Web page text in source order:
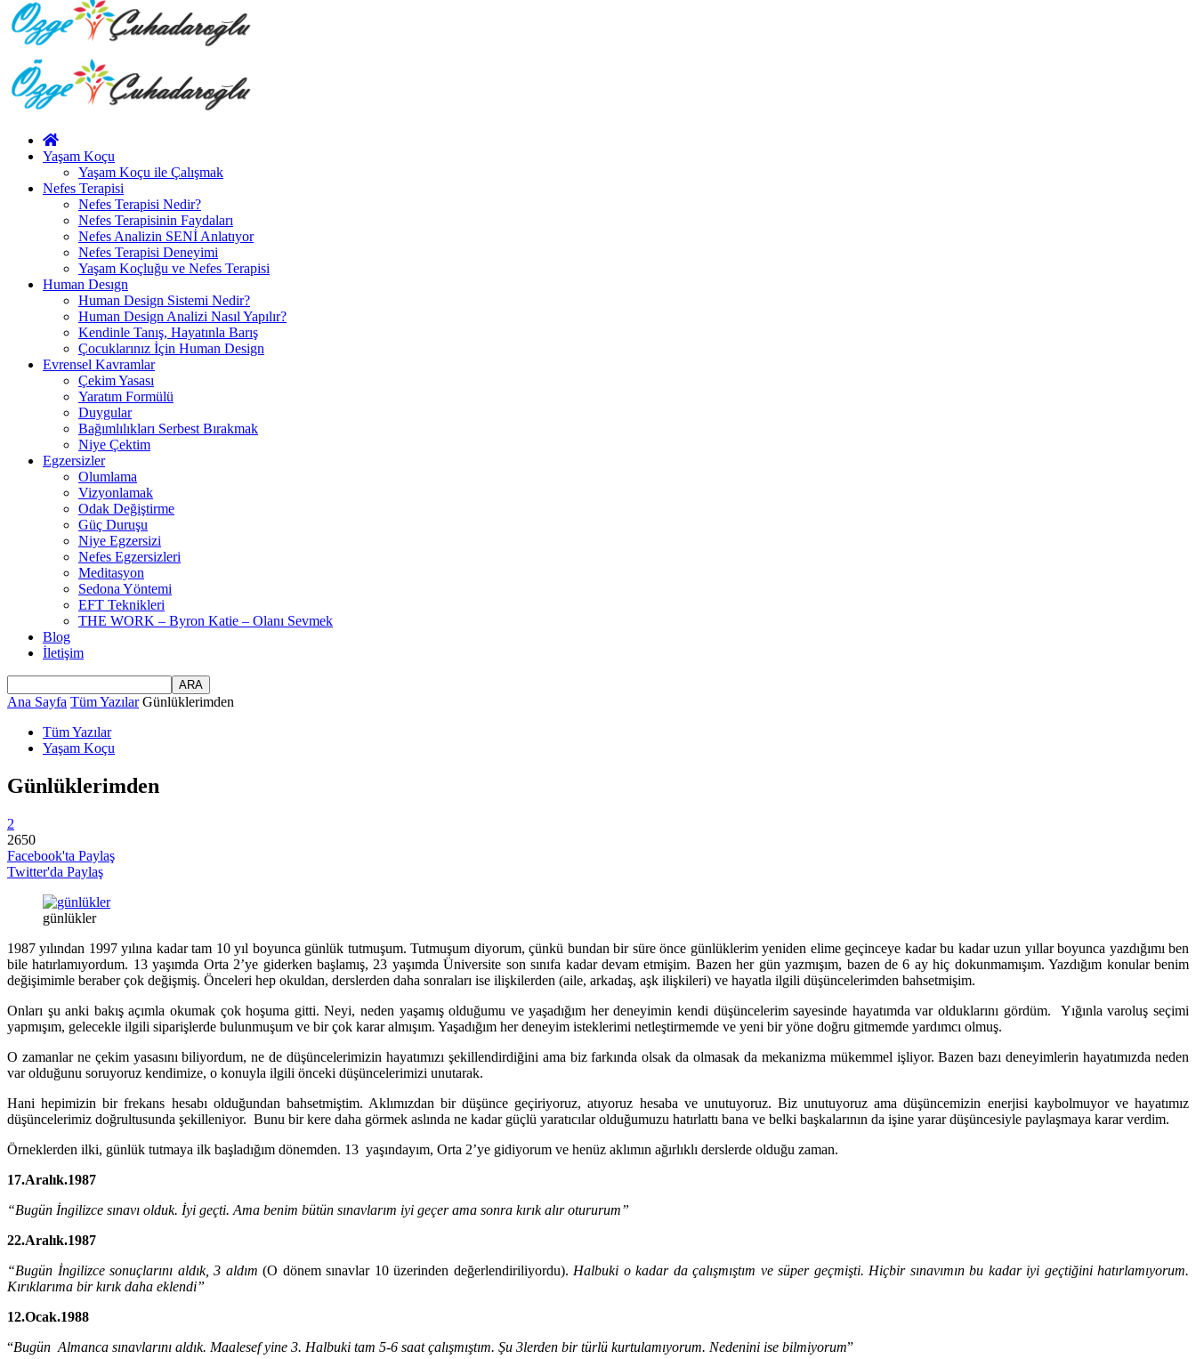
Yaşam Koçu
Yaşam Koçu ile Çalışmak
Nefes Terapisi
Nefes Terapisi Nedir?
Nefes Terapisinin Faydaları
Nefes Analizin SENİ Anlatıyor
Nefes Terapisi Deneyimi
Yaşam Koçluğu ve Nefes Terapisi
Human Desıgn
Human Design Sistemi Nedir?
Human Design Analizi Nasıl Yapılır?
Kendinle Tanış, Hayatınla Barış
Çocuklarınız İçin Human Design
Evrensel Kavramlar
Çekim Yasası
Yaratım Formülü
Duygular
Bağımlılıkları Serbest Bırakmak
Niye Çektim
Egzersizler
Olumlama
Vizyonlamak
Odak Değiştirme
Güç Duruşu
Niye Egzersizi
Nefes Egzersizleri
Meditasyon
Sedona Yöntemi
EFT Teknikleri
THE WORK – Byron Katie – Olanı Sevmek
Blog
İletişim
Ana Sayfa Tüm Yazılar Günlüklerimden
Tüm Yazılar
Yaşam Koçu
Günlüklerimden
2
2650
Facebook'ta Paylaş
Twitter'da Paylaş
günlükler
1987 yılından 1997 yılına kadar tam 10 yıl boyunca günlük tutmuşum. Tutmuşum diyorum, çünkü bundan bir süre önce günlüklerim yeniden elime geçinceye kadar bu kadar uzun yıllar boyunca yazdığımı ben
bile hatırlamıyordum. 13 yaşımda Orta 2’ye giderken başlamış, 23 yaşımda Üniversite son sınıfa kadar devam etmişim. Bazen her gün yazmışım, bazen de 6 ay hiç dokunmamışım. Yazdığım konular benim
değişimimle beraber çok değişmiş. Önceleri hep okuldan, derslerden daha sonraları ise ilişkilerden (aile, arkadaş, aşk ilişkileri) ve hayatla ilgili düşüncelerimden bahsetmişim.
Onları şu anki bakış açımla okumak çok hoşuma gitti. Neyi, neden yaşamış olduğumu ve yaşadığım her deneyimin kendi düşüncelerim sayesinde hayatımda var olduklarını gördüm. Yığınla varoluş seçimi
yapmışım, gelecekle ilgili siparişlerde bulunmuşum ve bir çok karar almışım. Yaşadığım her deneyim isteklerimi netleştirmemde ve yeni bir yöne doğru gitmemde yardımcı olmuş.
O zamanlar ne çekim yasasını biliyordum, ne de düşüncelerimizin hayatımızı şekillendirdiğini ama biz farkında olsak da olmasak da mekanizma mükemmel işliyor. Bazen bazı deneyimlerin hayatımızda neden
var olduğunu soruyoruz kendimize, o konuyla ilgili önceki düşüncelerimizi unutarak.
Hani hepimizin bir frekans hesabı olduğundan bahsetmiştim. Aklımızdan bir düşünce geçiriyoruz, atıyoruz hesaba ve unutuyoruz. Biz unutuyoruz ama düşüncemizin enerjisi kaybolmuyor ve hayatımız
düşüncelerimiz doğrultusunda şekilleniyor. Bunu bir kere daha görmek aslında ne kadar güçlü yaratıcılar olduğumuzu hatırlattı bana ve belki başkalarının da işine yarar düşüncesiyle paylaşmaya karar verdim.
Örneklerden ilki, günlük tutmaya ilk başladığım dönemden. 13 yaşındayım, Orta 2’ye gidiyorum ve henüz aklımın ağırlıklı derslerde olduğu zaman.
17.Aralık.1987
“Bugün İngilizce sınavı olduk. İyi geçti. Ama benim bütün sınavlarım iyi geçer ama sonra kırık alır otururum”
22.Aralık.1987
“Bugün İngilizce sonuçlarını aldık, 3 aldım (O dönem sınavlar 10 üzerinden değerlendiriliyordu). Halbuki o kadar da çalışmıştım ve süper geçmişti. Hiçbir sınavımın bu kadar iyi geçtiğini hatırlamıyorum.
Kırıklarıma bir kırık daha eklendi”
12.Ocak.1988
“Bugün Almanca sınavlarını aldık. Maalesef yine 3. Halbuki tam 5-6 saat çalışmıştım. Şu 3lerden bir türlü kurtulamıyorum. Nedenini ise bilmiyorum”